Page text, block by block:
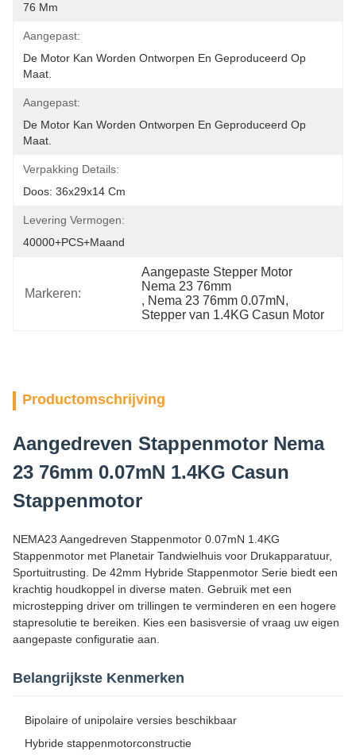
76 Mm
Aangepast:
De Motor Kan Worden Ontworpen En Geproduceerd Op
Maat.
Aangepast:
De Motor Kan Worden Ontworpen En Geproduceerd Op
Maat.
Verpakking Details:
Doos: 36x29x14 Cm
Levering Vermogen:
40000+PCS+maand
Markeren:
Aangepaste Stepper Motor
Nema 23 76mm
, Nema 23 76mm 0.07mN ,
Stepper van 1.4KG Casun Motor
Productomschrijving
Aangedreven Stappenmotor Nema
23 76mm 0.07mN 1.4KG Casun
Stappenmotor
NEMA23 Aangedreven Stappenmotor 0.07mN 1.4KG
Stappenmotor met Planetair Tandwielhuis voor Drukapparatuur,
Sportuitrusting. De 42mm Hybride Stappenmotor Serie biedt een
krachtig houdkoppel in diverse maten. Gebruik met een
microstepping driver om trillingen te verminderen en een hogere
stapresolutie te bereiken. Kies een basisversie of vraag uw eigen
aangepaste configuratie aan.
Belangrijkste Kenmerken
Bipolaire of unipolaire versies beschikbaar
Hybride stappenmotorconstructie